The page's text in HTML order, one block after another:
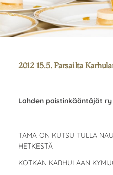
2012 15.5. Parsailta
Lahden paistinkääntäjät ry
TÄMÄ ON KUTSU TULLA
HETKESTÄ
KOTKAN KARHULAAN